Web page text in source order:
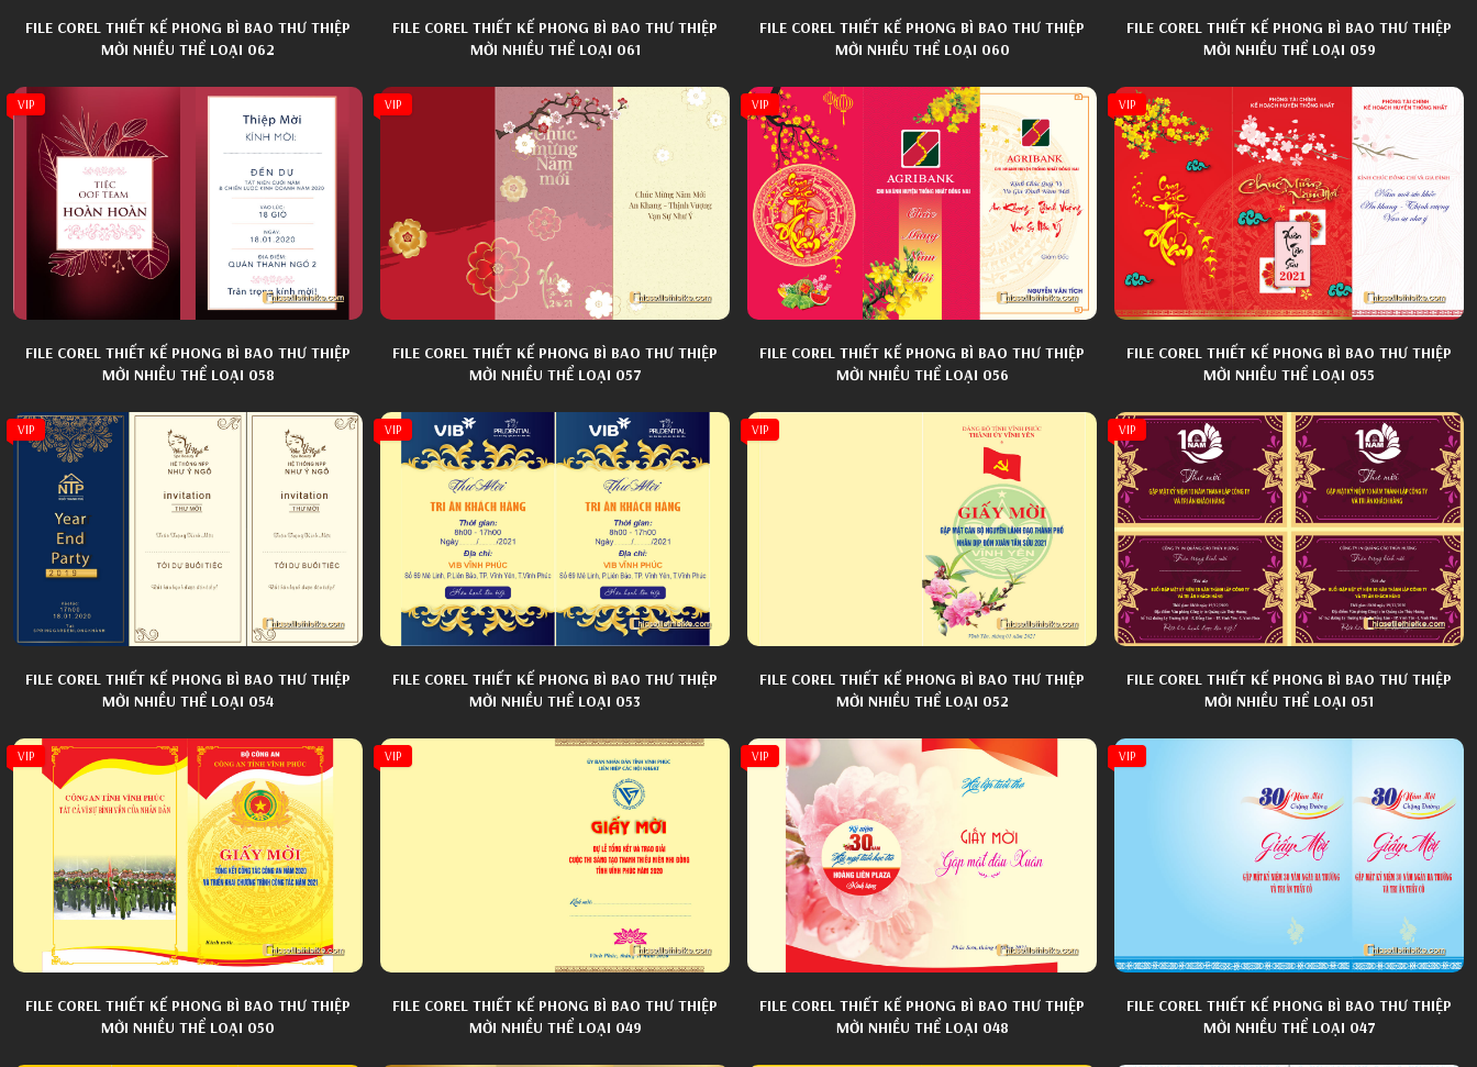
FILE COREL THIẾT KẾ PHONG BÌ BAO THƯ THIỆP
MỜI NHIỀU THỂ LOẠI 062
FILE COREL THIẾT KẾ PHONG BÌ BAO THƯ THIỆP
MỜI NHIỀU THỂ LOẠI 061
FILE COREL THIẾT KẾ PHONG BÌ BAO THƯ THIỆP
MỜI NHIỀU THỂ LOẠI 060
FILE COREL THIẾT KẾ PHONG BÌ BAO THƯ THIỆP
MỜI NHIỀU THỂ LOẠI 059
VIP
FILE COREL THIẾT KẾ PHONG BÌ BAO THƯ THIỆP
MỜI NHIỀU THỂ LOẠI 058
VIP
FILE COREL THIẾT KẾ PHONG BÌ BAO THƯ THIỆP
MỜI NHIỀU THỂ LOẠI 057
VIP
FILE COREL THIẾT KẾ PHONG BÌ BAO THƯ THIỆP
MỜI NHIỀU THỂ LOẠI 056
VIP
FILE COREL THIẾT KẾ PHONG BÌ BAO THƯ THIỆP
MỜI NHIỀU THỂ LOẠI 055
VIP
FILE COREL THIẾT KẾ PHONG BÌ BAO THƯ THIỆP
MỜI NHIỀU THỂ LOẠI 054
VIP
FILE COREL THIẾT KẾ PHONG BÌ BAO THƯ THIỆP
MỜI NHIỀU THỂ LOẠI 053
VIP
FILE COREL THIẾT KẾ PHONG BÌ BAO THƯ THIỆP
MỜI NHIỀU THỂ LOẠI 052
VIP
FILE COREL THIẾT KẾ PHONG BÌ BAO THƯ THIỆP
MỜI NHIỀU THỂ LOẠI 051
VIP
FILE COREL THIẾT KẾ PHONG BÌ BAO THƯ THIỆP
MỜI NHIỀU THỂ LOẠI 050
VIP
FILE COREL THIẾT KẾ PHONG BÌ BAO THƯ THIỆP
MỜI NHIỀU THỂ LOẠI 049
VIP
FILE COREL THIẾT KẾ PHONG BÌ BAO THƯ THIỆP
MỜI NHIỀU THỂ LOẠI 048
VIP
FILE COREL THIẾT KẾ PHONG BÌ BAO THƯ THIỆP
MỜI NHIỀU THỂ LOẠI 047